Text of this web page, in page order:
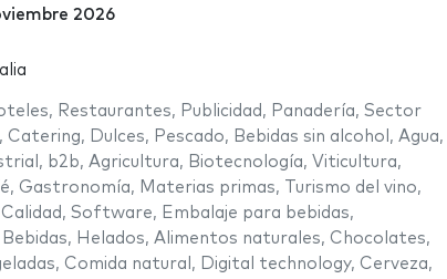
2026
, Restaurantes, Publicidad , Panadería, Sector
, Catering, Dulces, Pescado, Bebidas sin alcohol , Agua,
, b2b, Agricultura, Biotecnología, Viticultura,
, Gastronomía, Materias primas, Turismo del vino,
Calidad , Software, Embalaje para bebidas,
Bebidas, Helados, Alimentos naturales, Chocolates,
, Comida natural , Digital technology, Cerveza,